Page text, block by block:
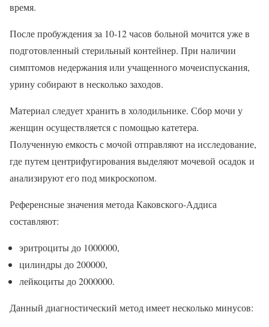
время.
После пробуждения за 10-12 часов больной мочится уже в
подготовленный стерильный контейнер. При наличии
симптомов недержания или учащенного мочеиспускания,
урину собирают в несколько заходов.
Материал следует хранить в холодильнике. Сбор мочи у
женщин осуществляется с помощью катетера.
Полученную емкость с мочой отправляют на исследование,
где путем центрифугирования выделяют мочевой осадок и
анализируют его под микроскопом.
Референсные значения метода Каковского-Аддиса
составляют:
эритроциты до 1000000,
цилиндры до 200000,
лейкоциты до 2000000.
Данный диагностический метод имеет несколько минусов: